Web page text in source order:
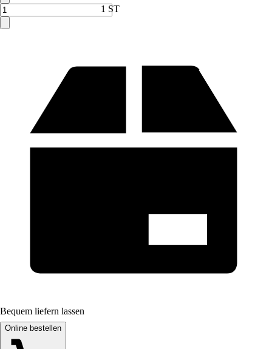
1 ST
Bequem liefern lassen
Online bestellen